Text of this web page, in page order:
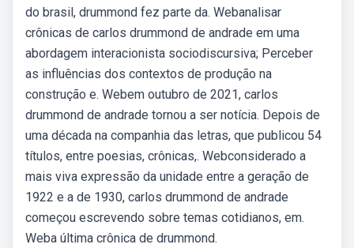
do brasil, drummond fez parte da. Webanalisar
crônicas de carlos drummond de andrade em uma
abordagem interacionista sociodiscursiva; Perceber
as influências dos contextos de produção na
construção e. Webem outubro de 2021, carlos
drummond de andrade tornou a ser notícia. Depois de
uma década na companhia das letras, que publicou 54
títulos, entre poesias, crônicas,. Webconsiderado a
mais viva expressão da unidade entre a geração de
1922 e a de 1930, carlos drummond de andrade
começou escrevendo sobre temas cotidianos, em.
Weba última crônica de drummond.